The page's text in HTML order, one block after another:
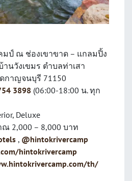
มป์ ณ ช่องเขาขาด – แกลมปิ้ง
นวังเขมร ตำบลท่าเสา
กาญจนบุรี 71150
3898 (06:00-18:00 น. ทุก
Deluxe
2,000 – 8,000 บาท
, @hintokrivercamp
hintokrivercamp
th/